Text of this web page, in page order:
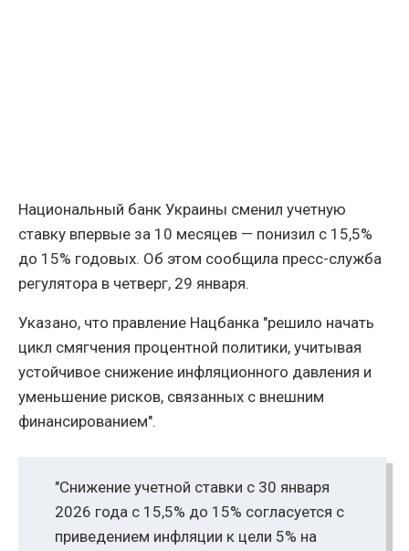
Национальный банк Украины сменил учетную
ставку впервые за 10 месяцев — понизил с 15,5%
до 15% годовых. Об этом сообщила пресс-служба
регулятора в четверг, 29 января.
Указано, что правление Нацбанка "решило начать
цикл смягчения процентной политики, учитывая
устойчивое снижение инфляционного давления и
уменьшение рисков, связанных с внешним
финансированием".
"Снижение учетной ставки с 30 января
2026 года с 15,5% до 15% согласуется с
приведением инфляции к цели 5% на